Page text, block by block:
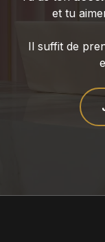
et tu
Il suffit de